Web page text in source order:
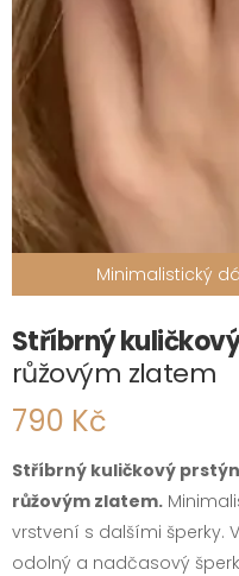
Minimalistický
Stříbrný
růžovým zlatem
790 Kč
Stříbrný kuličkový
růžovým zlatem.
vrstvení s dalšími šperky.
odolný a nadčasový